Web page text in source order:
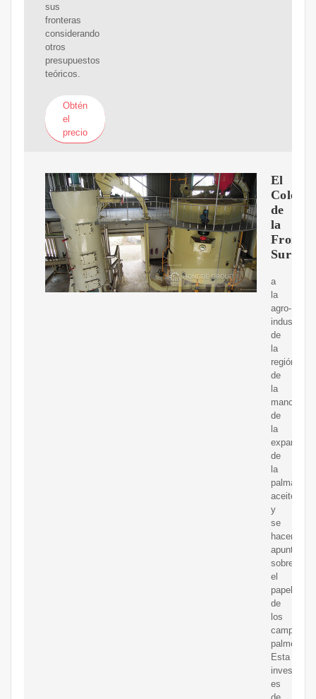
sus
fronteras
considerando
otros
presupuestos
teóricos.
Obtén
el
precio
El
Colegio
de
la
Sur
a
la
agro-
de
la
región
de
la
mano
de
la
expansión
de
la
palma
aceitera
y
se
hacen
apuntes
sobre
el
papel
de
los
palmeros.
Esta
es